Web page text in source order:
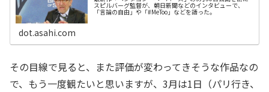
スピルバーグ監督が、朝日新聞などのインタビューで、
「言論の自由」や「#MeToo」などを語った。
dot.asahi.com
その目線で見ると、また評価が変わってきそうな作品なの
で、もう一度観たいと思いますが、3月は1日（パリ行き、